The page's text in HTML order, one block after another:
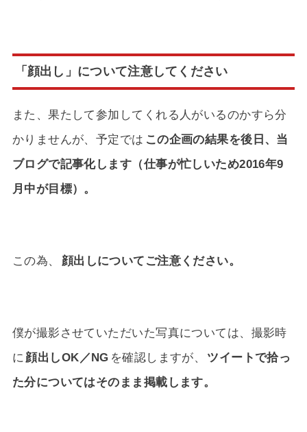
「顔出し」について注意してください
また、果たして参加してくれる人がいるのかすら分
かりませんが、予定では この企画の結果を後日、当
ブログで記事化します（仕事が忙しいため2016年9
月中が目標）。
この為、 顔出しについてご注意ください。
僕が撮影させていただいた写真については、撮影時
に 顔出しOK／NG を確認しますが、
ツイートで拾っ
た分についてはそのまま掲載します。